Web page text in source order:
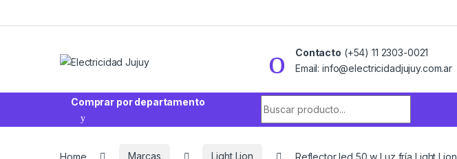
Contacto (+54) 11 2303-0021
Email: info@electricidadjujuy.com.ar
Comprar por departamento
Home Marcas Light Lion Reflector led 50 w Luz fría Light Lion